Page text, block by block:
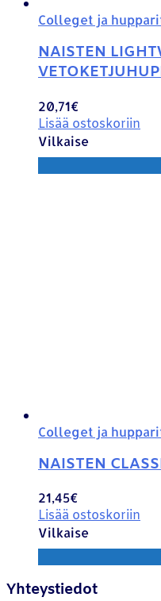
Colleget ja
NAISTEN
20,71€
Lisää ostoskoriin
Vilkaise
Colleget ja
NAISTEN
21,45€
Lisää ostoskoriin
Vilkaise
Yhteystiedot